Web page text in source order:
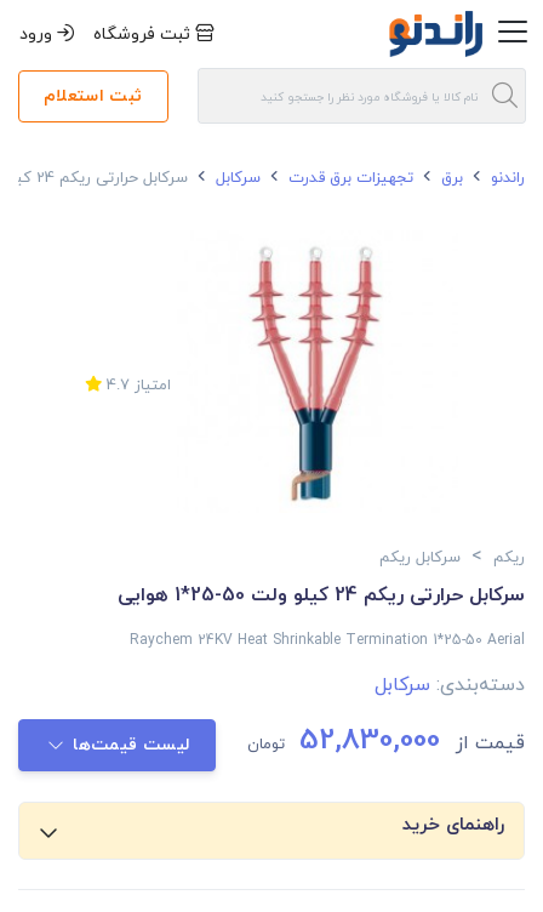
ثبت فروشگاه ورود
ثبت استعلام
راندنو برق تجهیزات برق قدرت سرکابل سرکابل حرارتی ریکم 24 کیلو ولت 50-25*1 هوایی
امتیاز 4.7
ریکم > سرکابل ریکم
سرکابل حرارتی ریکم 24 کیلو ولت 50-25*1 هوایی
Raychem 24KV Heat Shrinkable Termination 1*25-50 Aerial
دسته‌بندی: سرکابل
قیمت از 52,830,000 تومان لیست قیمت‌ها
راهنمای خرید